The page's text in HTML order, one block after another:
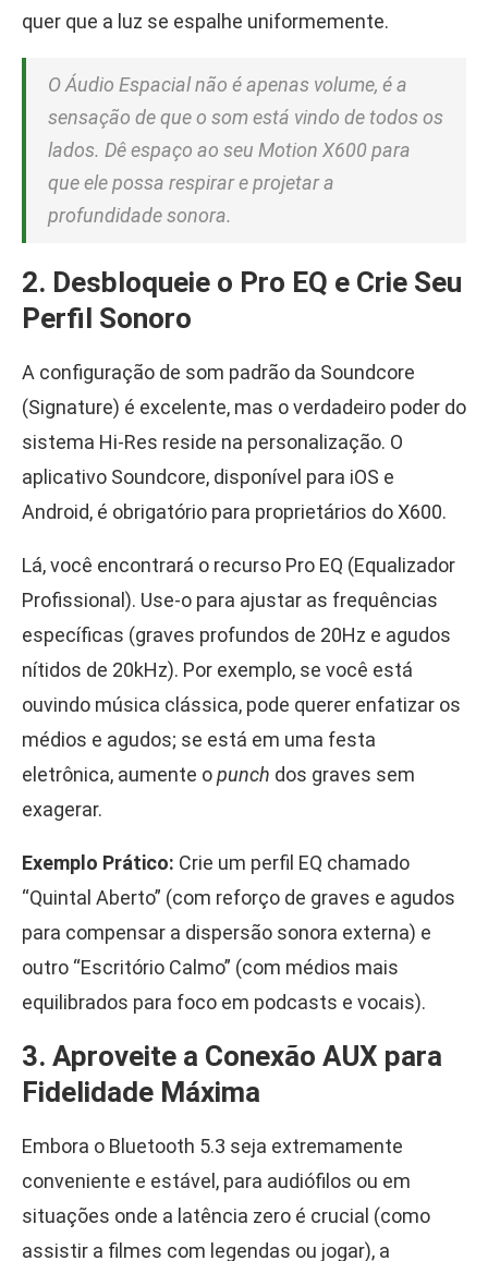
quer que a luz se espalhe uniformemente.
O Áudio Espacial não é apenas volume, é a
sensação de que o som está vindo de todos os
lados. Dê espaço ao seu Motion X600 para
que ele possa respirar e projetar a
profundidade sonora.
2. Desbloqueie o Pro EQ e Crie Seu
Perfil Sonoro
A configuração de som padrão da Soundcore
(Signature) é excelente, mas o verdadeiro poder do
sistema Hi-Res reside na personalização. O
aplicativo Soundcore, disponível para iOS e
Android, é obrigatório para proprietários do X600.
Lá, você encontrará o recurso Pro EQ (Equalizador
Profissional). Use-o para ajustar as frequências
específicas (graves profundos de 20Hz e agudos
nítidos de 20kHz). Por exemplo, se você está
ouvindo música clássica, pode querer enfatizar os
médios e agudos; se está em uma festa
eletrônica, aumente opunch dos graves sem
exagerar.
Exemplo Prático: Crie um perfil EQ chamado
“Quintal Aberto” (com reforço de graves e agudos
para compensar a dispersão sonora externa) e
outro “Escritório Calmo” (com médios mais
equilibrados para foco em podcasts e vocais).
3. Aproveite a Conexão AUX para
Fidelidade Máxima
Embora o Bluetooth 5.3 seja extremamente
conveniente e estável, para audiófilos ou em
situações onde a latência zero é crucial (como
assistir a filmes com legendas ou jogar), a